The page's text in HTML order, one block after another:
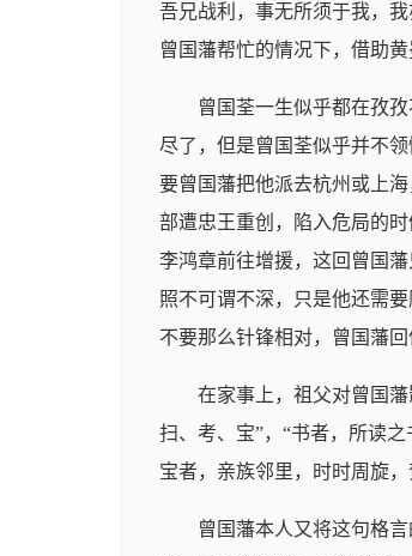
吾兄战利，事无所须于我，
曾国藩帮忙的情况下，借助
曾国荃一生似乎都在孜
尽了，但是曾国荃似乎并不
要曾国藩把他派去杭州或上
部遭忠王重创，陷入危局的
李鸿章前往增援，这回曾国
照不可谓不深，只是他还需
不要那么针锋相对，曾国藩
在家事上，祖父对曾国
扫、考、宝”，“书者，所读
宝者，亲族邻里，时时周旋
曾国藩本人又将这句格